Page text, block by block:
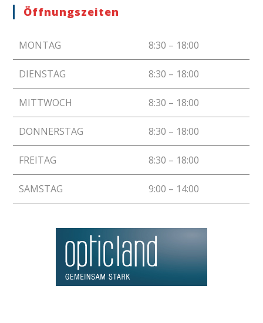
Öffnungszeiten
MONTAG 8:30 – 18:00
DIENSTAG 8:30 – 18:00
MITTWOCH 8:30 – 18:00
DONNERSTAG 8:30 – 18:00
FREITAG 8:30 – 18:00
SAMSTAG 9:00 – 14:00